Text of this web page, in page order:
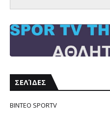
ΣΕΛΊΔΕΣ
ΒΙΝΤΕΟ SPORTV